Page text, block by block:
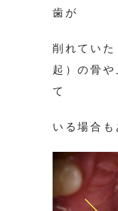
歯が
削れていた
起）の骨
て
いる場合も